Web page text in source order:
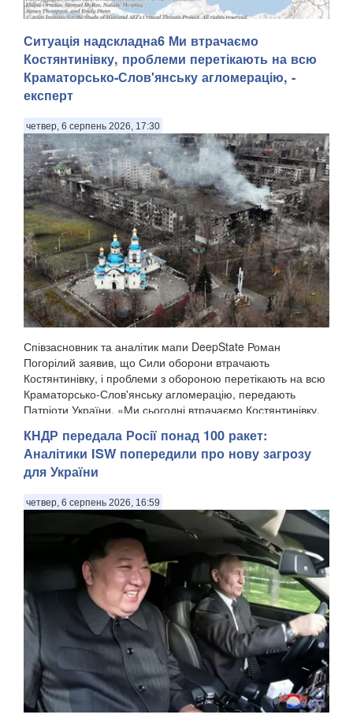
Розпочато розслідування за фактом розстрілу окупантами
військовополоненого у Волноваському районі, передають
Патріоти України з посиланням на пресслужбу Донецької
обласної прокуратури. . Зазначається, що 22 липня 2026
року ворог атакував позиції ЗСУ ...
Ситуація надскладна6 Ми втрачаємо
Костянтинівку, проблеми перетікають на всю
Краматорсько-Слов'янську агломерацію, -
експерт
четвер, 6 серпень 2026, 17:30
Співзасновник та аналітик мапи DeepState Роман
Погорілий заявив, що Сили оборони втрачають
Костянтинівку, і проблеми з обороною перетікають на всю
Краматорсько-Слов'янську агломерацію, передають
Патріоти України. «Ми сьогодні втрачаємо Костянтинівку,
КНДР передала Росії понад 100 ракет:
Аналітики ISW попередили про нову загрозу
для України
четвер, 6 серпень 2026, 16:59